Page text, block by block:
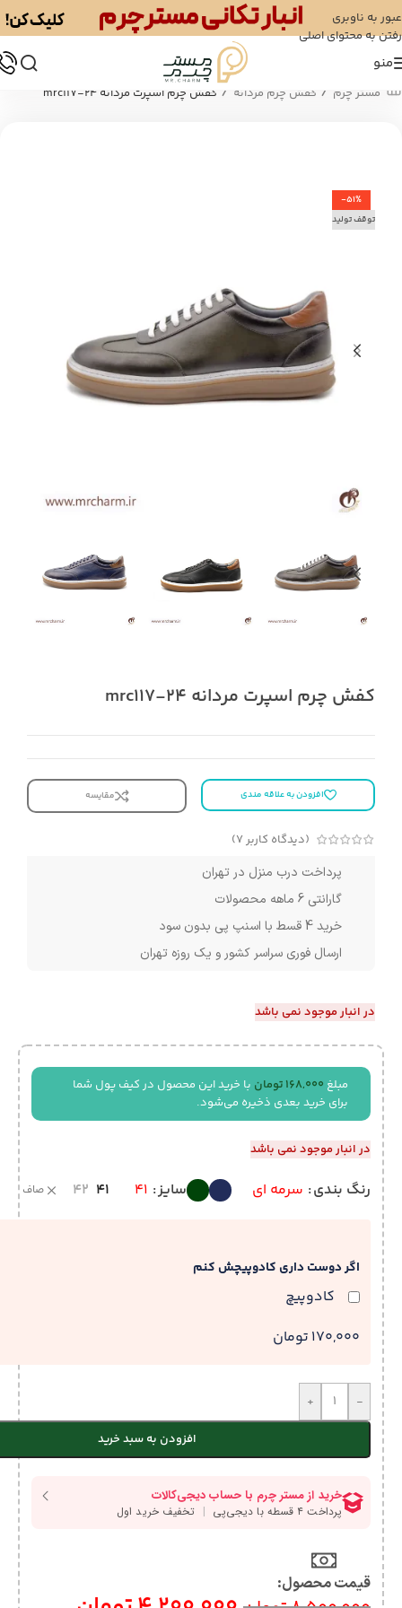
عبور به ناوبری
رفتن به محتوای اصلی
منو
مستر چرم / کفش چرم مردانه / کفش چرم اسپرت مردانه mrc117-24
-51%
توقف تولید
کفش چرم اسپرت مردانه mrc117-24
افزودن به علاقه مندی مقایسه
(دیدگاه کاربر7
)
پرداخت درب منزل در تهران
گارانتی 6 ماهه محصولات
خرید 4 قسط با اسنپ پی بدون سود
ارسال فوری سراسر کشور و یک روزه تهران
در انبار موجود نمی باشد
مبلغ 168,000 تومان با خرید این محصول در کیف پول شما
برای خرید بعدی ذخیره می‌شود.
در انبار موجود نمی باشد
رنگ بندی سرمه ای سایز 41
41
42 صاف
اگر دوست داری کادوپیچش کنم
کادوپیچ
170,000 تومان
-
+
افزودن به سبد خرید
قیمت محصول:​